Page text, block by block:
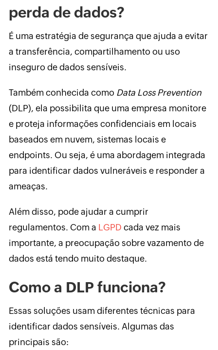
perda de dados?
É uma estratégia de segurança que ajuda a evitar
a transferência, compartilhamento ou uso
inseguro de dados sensíveis.
Também conhecida como Data Loss Prevention
(DLP), ela possibilita que uma empresa monitore
e proteja informações confidenciais em locais
baseados em nuvem, sistemas locais e
endpoints. Ou seja, é uma abordagem integrada
para identificar dados vulneráveis e responder a
ameaças.
Além disso, pode ajudar a cumprir
regulamentos. Com a LGPD cada vez mais
importante, a preocupação sobre vazamento de
dados está tendo muito destaque.
Como a DLP funciona?
Essas soluções usam diferentes técnicas para
identificar dados sensíveis. Algumas das
principais são: